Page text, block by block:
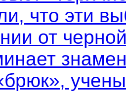
что эти
от